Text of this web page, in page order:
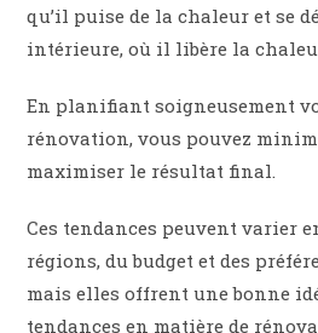
qu’il puise de la chaleur et se
intérieure, où il libère la
En planifiant soigneusement
rénovation, vous pouvez
maximiser le résultat final.
Ces tendances peuvent varier
régions, du budget et des
mais elles offrent une bonne
tendances en matière de